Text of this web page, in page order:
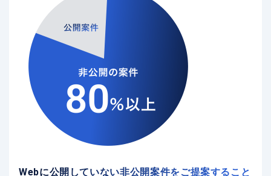
Webに公開していない非公開案件をご提案すること